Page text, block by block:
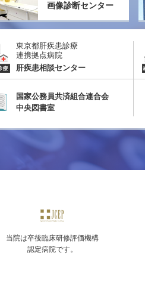
画像診断センター
東京都肝疾患診療
連携拠点病院
肝疾患相談センター
国家公務員共済組合連合会
中央図書室
当院は卒後臨床研修評価機構
認定病院です。